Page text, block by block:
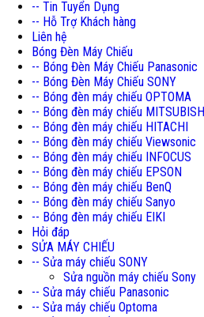
-- Tin Tuyển Dụng
-- Hỗ Trợ Khách hàng
Liên hệ
Bóng Đèn Máy Chiếu
-- Bóng Đèn Máy Chiếu Panasonic
-- Bóng Đèn Máy Chiếu SONY
-- Bóng đèn máy chiếu OPTOMA
-- Bóng đèn máy chiếu MITSUBISHI
-- Bóng đèn máy chiếu HITACHI
-- Bóng đèn máy chiếu Viewsonic
-- Bóng đèn máy chiếu INFOCUS
-- Bóng đèn máy chiếu EPSON
-- Bóng đèn máy chiếu BenQ
-- Bóng đèn máy chiếu Sanyo
-- Bóng đèn máy chiếu EIKI
Hỏi đáp
SỬA MÁY CHIẾU
-- Sửa máy chiếu SONY
Sửa nguồn máy chiếu Sony
-- Sửa máy chiếu Panasonic
-- Sửa máy chiếu Optoma